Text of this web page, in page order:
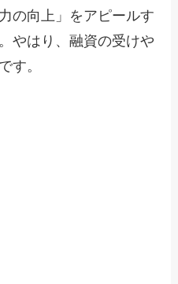
の向上」をアピールす
やはり、融資の受けや
す。